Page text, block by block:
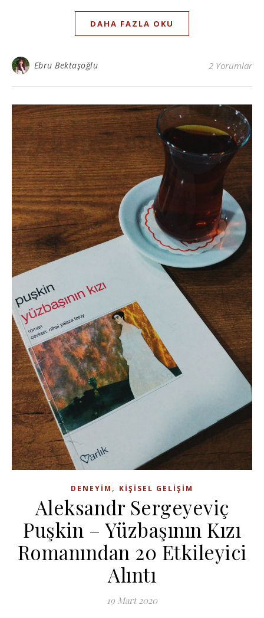
DAHA FAZLA OKU
Ebru Bektaşoğlu 2 Yorumlar
DENEYIM , KIŞISEL GELIŞIM
Aleksandr Sergeyeviç
Puşkin – Yüzbaşının Kızı
Romanından 20 Etkileyici
Alıntı
19 Mart 2020